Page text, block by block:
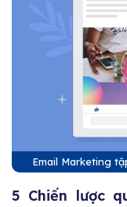
Email Marketing
5 Chiến lược